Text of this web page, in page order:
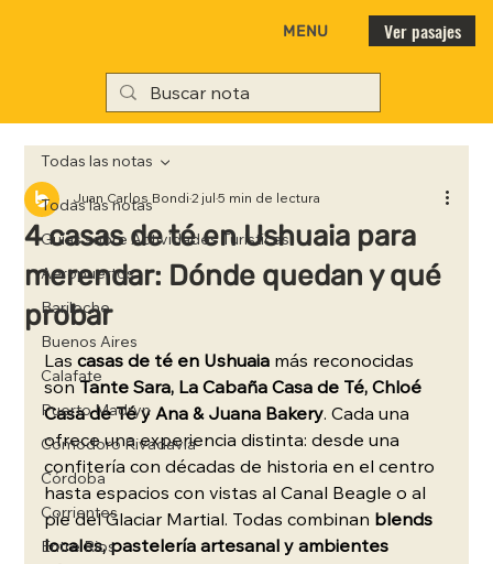
MENU Ver pasajes
Todas las notas
Guías sobre Actividades Turísticas
Aeropuertos
Bariloche
Buenos Aires
Calafate
Puerto Madryn
Comodoro Rivadavia
Córdoba
Corrientes
Entre Rios
Todas las notas
4 casas de té en Ushuaia para
merendar: Dónde quedan y qué
probar
Juan Carlos Bondi2 jul5 min de lectura
Las casas de té en Ushuaia más reconocidas
son
Tante Sara, La Cabaña Casa de Té, Chloé
Casa de Té y Ana & Juana Bakery. Cada una
ofrece una experiencia distinta: desde una
confitería con décadas de historia en el centro
hasta espacios con vistas al Canal Beagle o al
pie del Glaciar Martial. Todas combinan blends
locales, pastelería artesanal y ambientes